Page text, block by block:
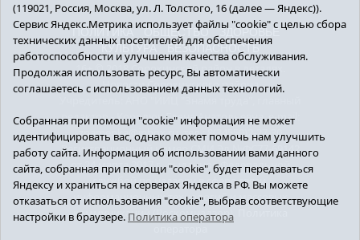
ПОЛИТИКА ОБЩЕСТВО
ЗДОРОВЬЕ
КУЛЬТУРА
БЕЗОПАСНОСТЬ
16+ © 2018 Сорокинский район в деталях.
Новости Сорокинского района
редактор - Королюк Елена Анатольевна, e-mail:
znamenka@inbox.ru, тел.: 8(34550)2-27-30
Регистрационный номер СМИ Эл №ФС77-69142
от 24 марта 2017 г., выданное Федеральной
службой по надзору в сфере связи,
информационных технологий и массовых
коммуникаций (Роскомнадзор).
(119021, Россия, Москва, ул. Л. Толстого, 16 (далее — Яндекс)).
Сервис Яндекс.Метрика использует файлы "cookie" с целью сбора
технических данных посетителей для обеспечения
работоспособности и улучшения качества обслуживания.
Продолжая использовать ресурс, Вы автоматически
соглашаетесь с использованием данных технологий.
Собранная при помощи "cookie" информация не может
идентифицировать вас, однако может помочь нам улучшить
работу сайта. Информация об использовании вами данного
сайта, собранная при помощи "cookie", будет передаваться
Яндексу и храниться на серверах Яндекса в РФ. Вы можете
отказаться от использования "cookie", выбрав соответствующие
настройки в браузере. Политика оператора